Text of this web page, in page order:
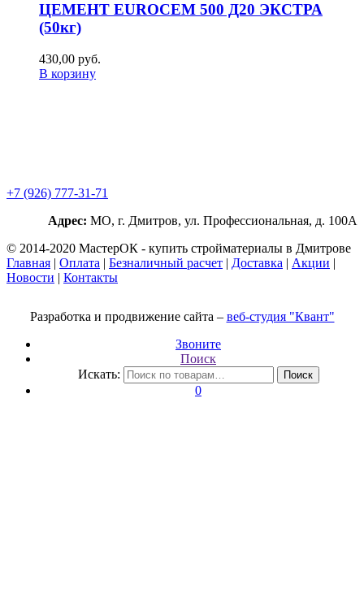
ЦЕМЕНТ EUROCEM 500 Д20 ЭКСТРА
(50кг)
430,00 руб.
В корзину
+7 (926) 777-31-71
Адрес: МО, г. Дмитров, ул. Профессиональная, д. 100А
© 2014-2020 МастерОК - купить стройматериалы в Дмитрове
Главная | Оплата | Безналичный расчет | Доставка | Акции |
Новости | Контакты
Разработка и продвижение сайта – веб-студия "Квант"
Звоните
Поиск
Искать:
Поиск
0